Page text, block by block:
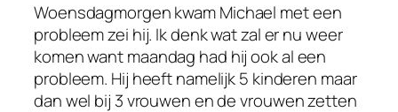
Woensdagmorgen kwam Michael met een
probleem zei hij. Ik denk wat zal er nu weer
komen want maandag had hij ook al een
probleem. Hij heeft namelijk 5 kinderen maar
dan wel bij 3 vrouwen en de vrouwen zetten